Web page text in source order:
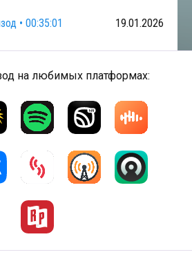
• 00:35:01 19.01.2026
на любимых платформах: